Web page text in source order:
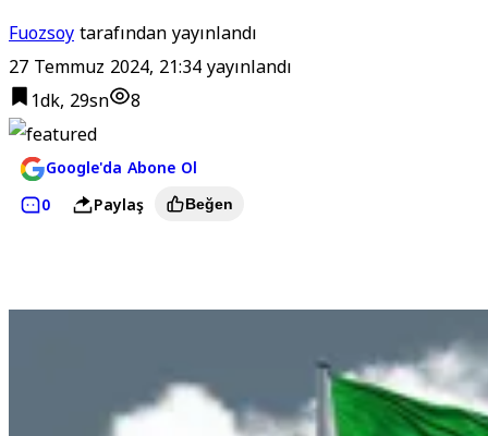
Fuozsoytarafından yayınlandı
27 Temmuz 2024, 21:34yayınlandı
1dk, 29sn
8
Google'da Abone Ol
0
Paylaş Beğen